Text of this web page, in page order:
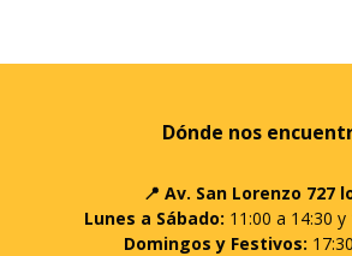
Dónde nos
📍 Av. San Lorenzo 727
Lunes a Sábado: 11:00 a 14:30
Domingos y Festivos: